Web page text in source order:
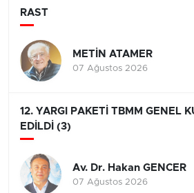
RAST
METİN ATAMER
07 Ağustos 2026
12. YARGI PAKETİ TBMM GENEL
EDİLDİ (3)
Av. Dr. Hakan GENCER
07 Ağustos 2026